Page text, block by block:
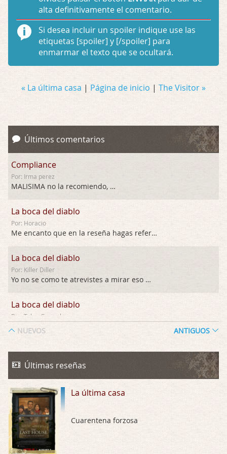
alta definitivamente el comentario.
Si desea incluir un spoiler indique use las
etiquetas [spoiler] y [/spoiler] para
enmarmar el texto que se ocultará.
« La última casa | Página de inicio | The Visitor »
Últimos comentarios
Compliance
Por: Irma perez
MALISIMA no la recomiendo, …
La boca del diablo
Por: Horacio
Me encanto que en la reseña hagas referen …
La boca del diablo
Por: Killer Diller
Yo no se como te atrevistes a mirar eso …
La boca del diablo
Por: Talan Gwynek
La Odisea
Por: Talan Gwynek
La Odisea
Por: Draghann
No sé si entrar en polémicas con respect …
Trance
NUEVOS ANTIGUOS
Últimas reseñas
La última casa
Cuarentena forzosa